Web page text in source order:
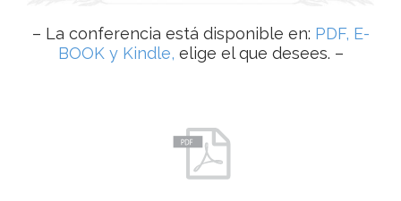
– La conferencia está disponible en: PDF, E-
BOOK y Kindle, elige el que desees. –